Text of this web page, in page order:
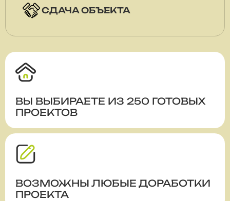
ВЫ ВЫБИРАЕТЕ ИЗ 250 ГОТОВЫХ
ПРОЕКТОВ
ВОЗМОЖНЫ ЛЮБЫЕ ДОРАБОТКИ
ПРОЕКТА
СДАЧА ОБЪЕКТА